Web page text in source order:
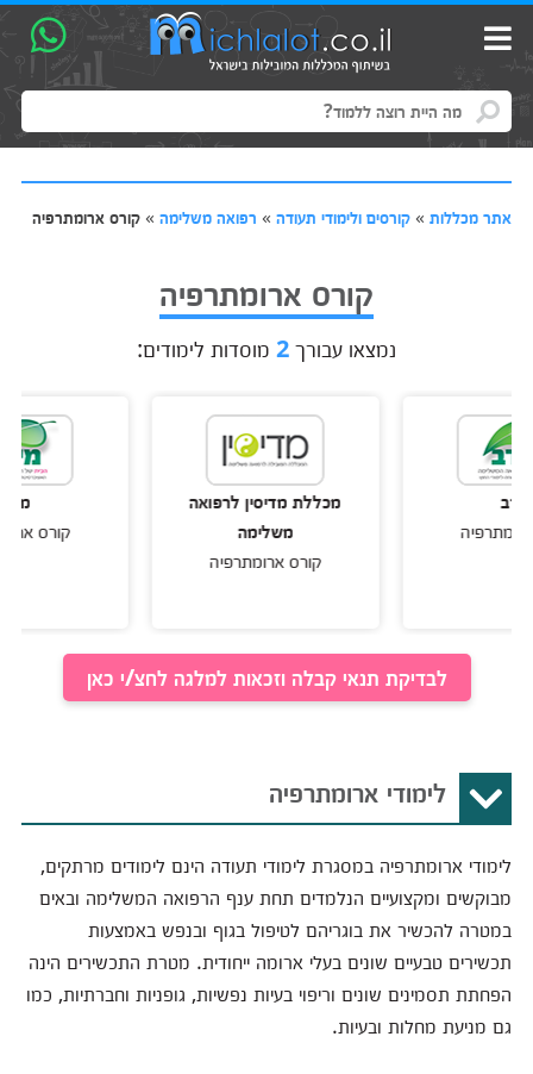
אתר מכללות» קורסים ולימודי תעודה» רפואה משלימה» קורס ארומתרפיה
קורס ארומתרפיה
נמצאו עבורך2 מוסדות לימודים:
מכללת מדיסין לרפואה
משלימה
קורס ארומתרפיה
מירב
קורס
לבדיקת תנאי קבלה וזכאות למלגה לחצ/י כאן
לימודי ארומתרפיה
לימודי ארומתרפיה במסגרת לימודי תעודה הינם לימודים מרתקים,
מבוקשים ומקצועיים הנלמדים תחת ענף הרפואה המשלימה ובאים
במטרה להכשיר את בוגריהם לטיפול בגוף ובנפש באמצעות
תכשירים טבעיים שונים בעלי ארומה ייחודית. מטרת התכשירים הינה
הפחתת תסמינים שונים וריפוי בעיות נפשיות, גופניות וחברתיות, כמו
גם מניעת מחלות ובעיות.